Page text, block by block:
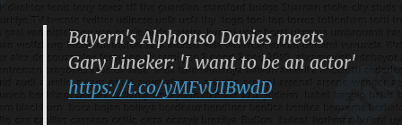
Bayern's Alphonso Davies meets
Gary Lineker: 'I want to be an actor'
https://t.co/yMFvUIBwdD